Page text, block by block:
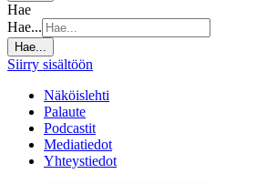
Hae
Hae...
Hae...
Siirry sisältöön
Näköislehti
Palaute
Podcastit
Mediatiedot
Yhteystiedot